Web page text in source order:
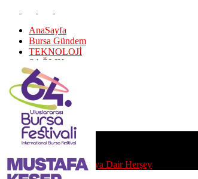
AnaSayfa
Bursa Gündem
TEKNOLOJİ
SAĞLIK
EKONOMİ
Puan Durumu
SPOR
EDİTÖR Y.
KÜNYE
CUMA, AĞUSTOS 7, 2026
Bursa'daMedya | Bursa'ya Dair Herşey